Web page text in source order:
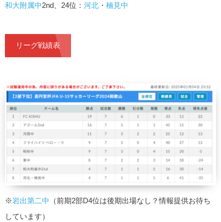
和大附属中2nd、24位： 河北 ・ 楠見中
リーグ戦績表
※岩出第二中
（前期2部D4位は後期出場なし？情報提供お待ち
しています）